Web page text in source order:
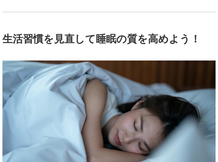
生活習慣を見直して睡眠の質を高めよう！